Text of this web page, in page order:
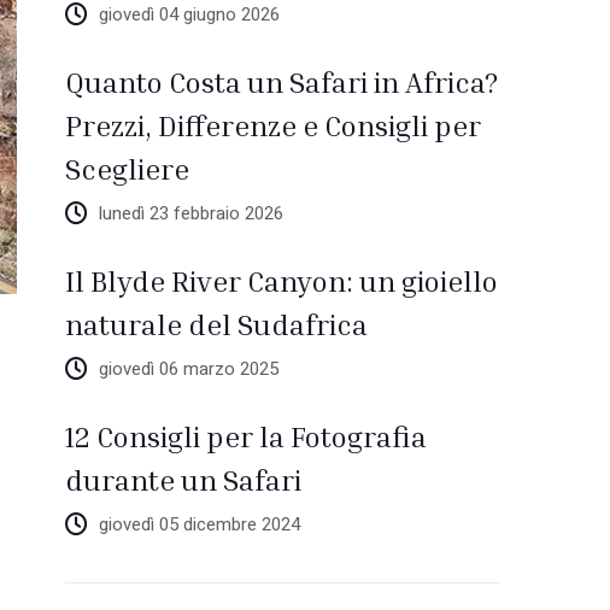
giovedì 04 giugno 2026
Quanto Costa un Safari in Africa?
Prezzi, Differenze e Consigli per
Scegliere
lunedì 23 febbraio 2026
Il Blyde River Canyon: un gioiello
naturale del Sudafrica
giovedì 06 marzo 2025
12 Consigli per la Fotografia
durante un Safari
giovedì 05 dicembre 2024